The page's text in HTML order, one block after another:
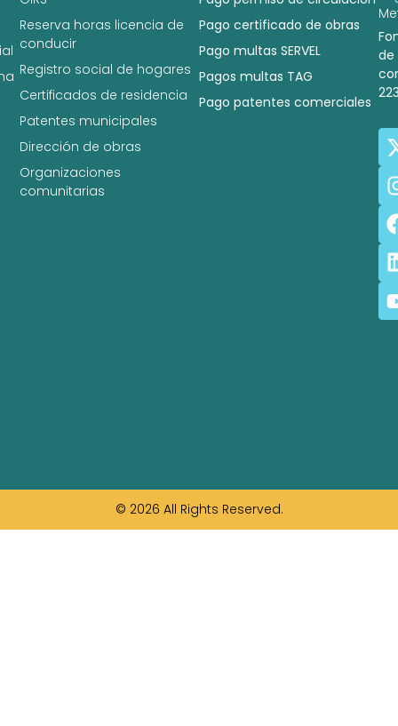
Pago certificado de obras
Pago multas SERVEL
Pagos multas TAG
Pago patentes comerciales
Reserva horas licencia de
conducir
Registro social de hogares
Certificados de residencia
Patentes municipales
Dirección de obras
Organizaciones
comunitarias
de
© 2026 All Rights Reserved.